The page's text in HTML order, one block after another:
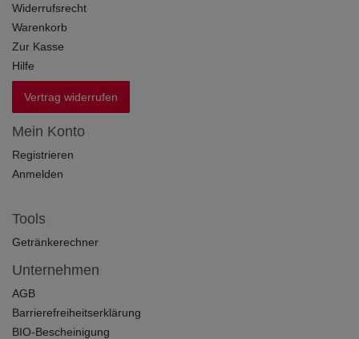
Widerrufsrecht
Warenkorb
Zur Kasse
Hilfe
Vertrag widerrufen
Mein Konto
Registrieren
Anmelden
Tools
Getränkerechner
Unternehmen
AGB
Barrierefreiheitserklärung
BIO-Bescheinigung